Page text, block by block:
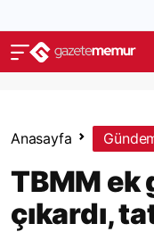
Anasayfa
TBMM ek
çıkardı,